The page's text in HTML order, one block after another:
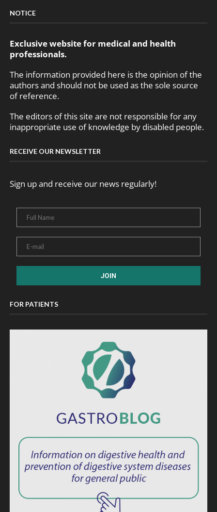
NOTICE
Exclusive website for medical and health
professionals.
The information provided here is the opinion of the
authors and should not be used as the sole source
of reference.
The editors of this site are not responsible for any
inappropriate use of knowledge by disabled people.
RECEIVE OUR NEWSLETTER
Sign up and receive our news regularly!
FOR PATIENTS